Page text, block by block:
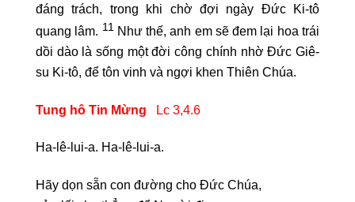
đáng trách, trong khi chờ đợi ngày Đức Ki-tô
quang lâm. 11 Như thế, anh em sẽ đem lại hoa trái
dồi dào là sống một đời công chính nhờ Đức Giê-
su Ki-tô, để tôn vinh và ngợi khen Thiên Chúa.
Tung hô Tin Mừng Lc 3,4.6
Ha-lê-lui-a. Ha-lê-lui-a.
Hãy dọn sẵn con đường cho Đức Chúa,